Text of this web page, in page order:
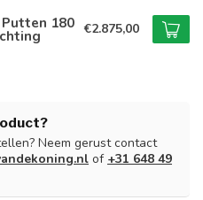
180 €2.875,00
Neem gerust contact
of +31 648 49